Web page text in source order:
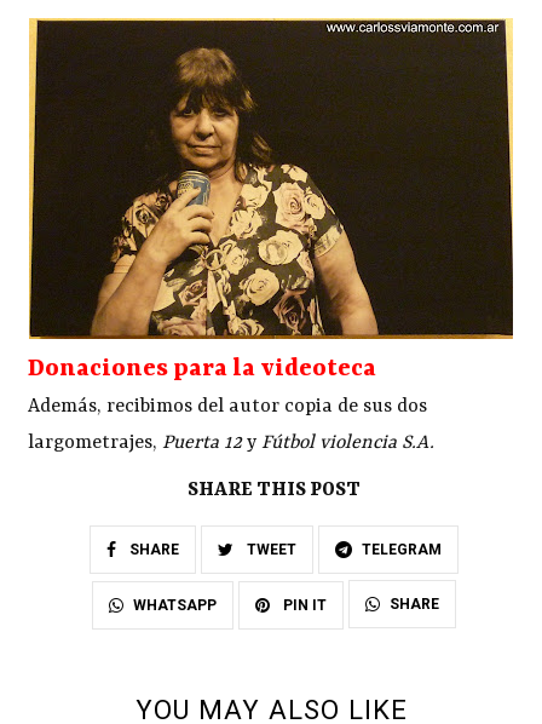
Donaciones para la videoteca
Además, recibimos del autor copia de sus dos
largometrajes,Puerta 12yFútbol violencia S.A.
SHARE THIS POST
SHARE TWEET TELEGRAM
WHATSAPP PIN IT SHARE
YOU MAY ALSO LIKE